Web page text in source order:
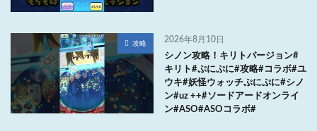
攻略 2026年8月10日
シノン攻略！キリトバージョン#
キリト#ぷにぷに#攻略#コラボ#ユ
ウキ#妖怪ウォッチぷにぷに#シノ
ン#uz ++#ソードアードオンライ
ン#ASO#ASOコラボ#